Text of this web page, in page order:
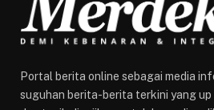
Portal berita online sebagai media
suguhan berita-berita terkini yang